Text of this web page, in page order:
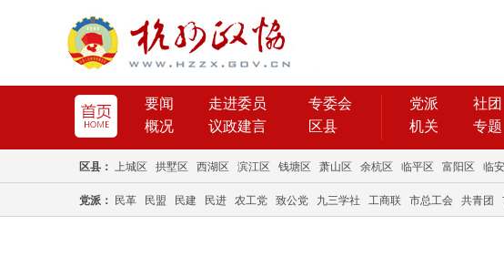
要闻 走进委员
专委会
概况
议政建言 区县
党派 社团
机关
专题
区县： 上城区 拱墅区 西湖区 滨江区 钱塘区 萧山区 余杭区 临平区 富阳区 临
党派： 民革 民盟 民建 民进 农工党 致公党 九三学社 工商联 市总工会 共青团